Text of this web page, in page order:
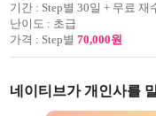
기간 : Step별 30일 + 무료
난이도 : 초급
가격 : Step별 70,000원
네이티브가 개인사를